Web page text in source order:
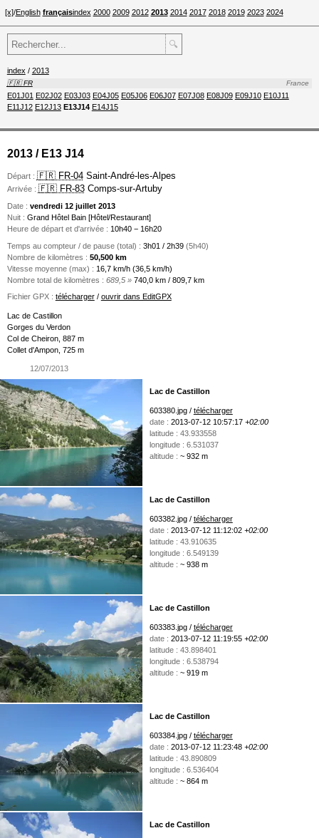
[x]/English françaisindex 2000 2009 2012 2013 2014 2017 2018 2019 2023 2024
🔍
index / 2013
🇫🇷 FR France
E01J01 E02J02 E03J03 E04J05 E05J06 E06J07 E07J08 E08J09 E09J10 E10J11
E11J12 E12J13 E13J14 E14J15
2013 / E13 J14
Départ : 🇫🇷 FR-04Saint-André-les-Alpes
Arrivée : 🇫🇷 FR-83Comps-sur-Artuby
Date : vendredi 12 juillet 2013
Nuit : Grand Hôtel Bain [Hôtel/Restaurant]
Heure de départ et d'arrivée : 10h40 − 16h20
Temps au compteur / de pause (total) : 3h01 / 2h39 (5h40)
Nombre de kilomètres : 50,500 km
Vitesse moyenne (max) : 16,7 km/h (36,5 km/h)
Nombre total de kilomètres : 689,5 »740,0 km / 809,7 km
Fichier GPX : télécharger/ ouvrir dans EditGPX
Lac de Castillon
Gorges du Verdon
Col de Cheiron, 887 m
Collet d'Ampon, 725 m
12/07/2013
Lac de Castillon
603380.jpg / télécharger
date : 2013-07-12 10:57:17 +02:00
latitude : 43.933558
longitude : 6.531037
altitude : ~ 932 m
Lac de Castillon
603382.jpg / télécharger
date : 2013-07-12 11:12:02 +02:00
latitude : 43.910635
longitude : 6.549139
altitude : ~ 938 m
Lac de Castillon
603383.jpg / télécharger
date : 2013-07-12 11:19:55 +02:00
latitude : 43.898401
longitude : 6.538794
altitude : ~ 919 m
Lac de Castillon
603384.jpg / télécharger
date : 2013-07-12 11:23:48 +02:00
latitude : 43.890809
longitude : 6.536404
altitude : ~ 864 m
Lac de Castillon